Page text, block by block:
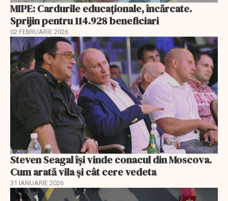
MIPE: Cardurile educaţionale, încărcate.
Sprijin pentru 114.928 beneficiari
02 FEBRUARIE 2026
Steven Seagal își vinde conacul din Moscova.
Cum arată vila și cât cere vedeta
31 IANUARIE 2026